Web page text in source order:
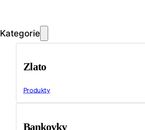
Kategorie
Zlato
Produkty
Bankovky